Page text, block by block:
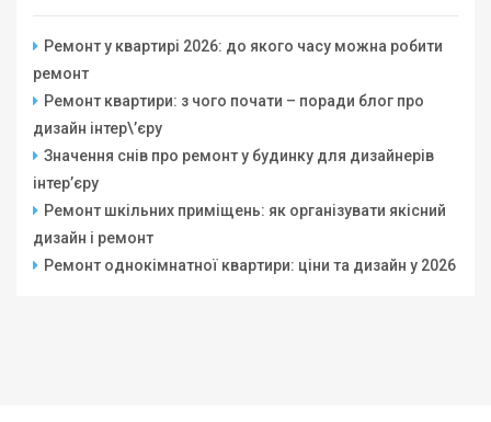
Ремонт у квартирі 2026: до якого часу можна робити
ремонт
Ремонт квартири: з чого почати – поради блог про
дизайн інтер\’єру
Значення снів про ремонт у будинку для дизайнерів
інтер’єру
Ремонт шкільних приміщень: як організувати якісний
дизайн і ремонт
Ремонт однокімнатної квартири: ціни та дизайн у 2026